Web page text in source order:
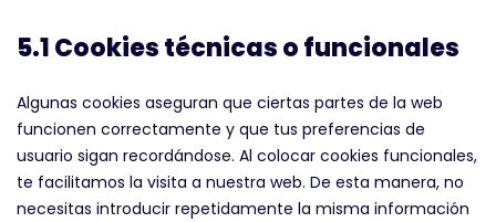
5.1 Cookies técnicas o funcionales
Algunas cookies aseguran que ciertas partes de la web
funcionen correctamente y que tus preferencias de
usuario sigan recordándose. Al colocar cookies funcionales,
te facilitamos la visita a nuestra web. De esta manera, no
necesitas introducir repetidamente la misma información